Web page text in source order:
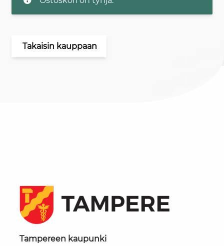
Takaisin kauppaan
Tampereen kaupunki